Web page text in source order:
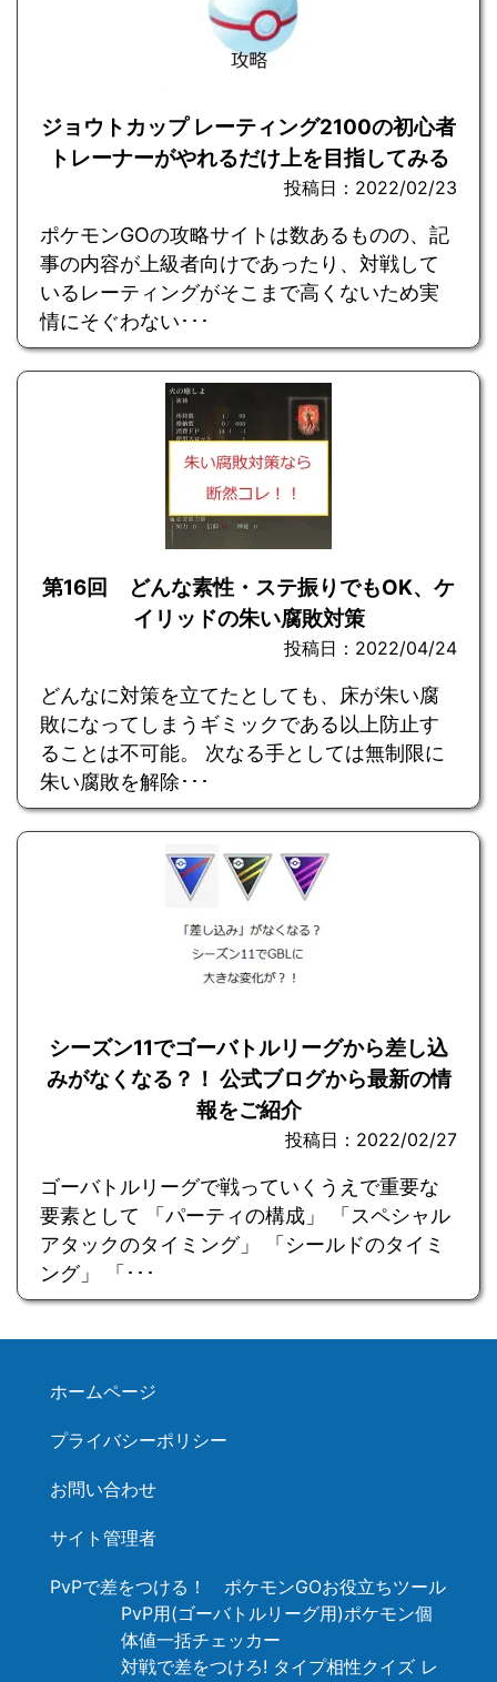
ジョウトカップ レーティング2100の初心者
トレーナーがやれるだけ上を目指してみる
投稿日：2022/02/23
ポケモンGOの攻略サイトは数あるものの、記
事の内容が上級者向けであったり、対戦して
いるレーティングがそこまで高くないため実
情にそぐわない･･･
第16回 どんな素性・ステ振りでもOK、ケ
イリッドの朱い腐敗対策
投稿日：2022/04/24
どんなに対策を立てたとしても、床が朱い腐
敗になってしまうギミックである以上防止す
ることは不可能。 次なる手としては無制限に
朱い腐敗を解除･･･
シーズン11でゴーバトルリーグから差し込
みがなくなる？！ 公式ブログから最新の情
報をご紹介
投稿日：2022/02/27
ゴーバトルリーグで戦っていくうえで重要な
要素として 「パーティの構成」 「スペシャル
アタックのタイミング」 「シールドのタイミ
ング」 「･･･
ホームページ
プライバシーポリシー
お問い合わせ
サイト管理者
PvPで差をつける！ ポケモンGOお役立ちツール
PvP用(ゴーバトルリーグ用)ポケモン個
体値一括チェッカー
対戦で差をつけろ! タイプ相性クイズ レ